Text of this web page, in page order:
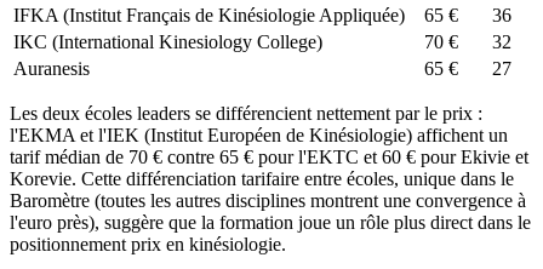
IFKA (Institut Français de Kinésiologie Appliquée)
65 €
36
IKC (International Kinesiology College)
70 €
32
Auranesis
65 € 27
Les deux écoles leaders se différencient nettement par le prix :
l'EKMA et l'IEK (Institut Européen de Kinésiologie) affichent un
tarif médian de 70 € contre 65 € pour l'EKTC et 60 € pour Ekivie et
Korevie. Cette différenciation tarifaire entre écoles, unique dans le
Baromètre (toutes les autres disciplines montrent une convergence à
l'euro près), suggère que la formation joue un rôle plus direct dans le
positionnement prix en kinésiologie.